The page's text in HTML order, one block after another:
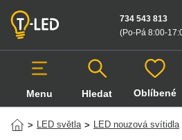
734 543 813
(Po-Pá 8:00-
Menu Hledat
Hledat v produktech
Oblíbené
> LED světla > LED nouzová svítidla